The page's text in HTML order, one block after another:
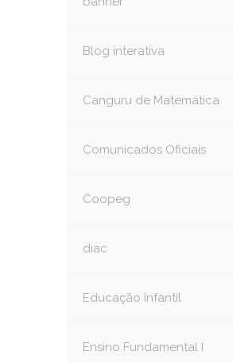
Blog interativa
Canguru de Matemática
Comunicados Oficiais
Coopeg
diac
Educação Infantil
Ensino Fundamental I